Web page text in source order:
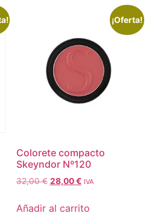
¡Oferta!
Colorete compacto
Skeyndor Nº120
32,00€ 28,00€ IVA
Añadir al carrito